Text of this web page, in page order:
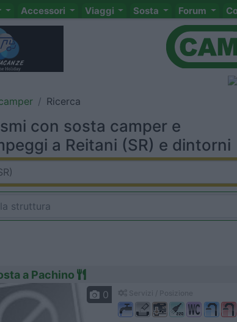
Accessori Viaggi Sosta Forum
Ricerca
con sosta camper e
a Reitani (SR) e dintorni
a Pachino
0